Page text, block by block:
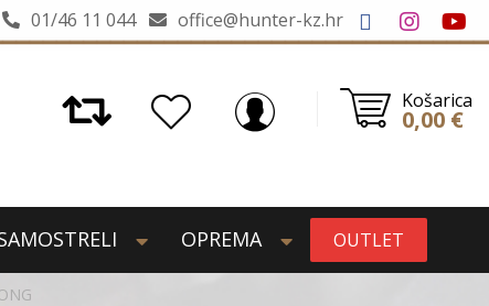
office@hunter-kz.hr
01/46 11 044
Košarica
0,00 €
OPREMA OUTLET